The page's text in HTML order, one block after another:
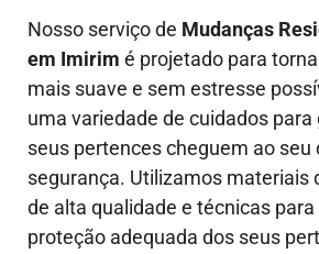
Nosso serviço de Mudanças
em Imirim é projetado para
mais suave e sem estresse
uma variedade de cuidados para
seus pertences cheguem ao
segurança. Utilizamos materiais
de alta qualidade e técnicas
proteção adequada dos seus